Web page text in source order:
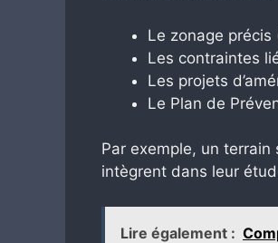
Le zonage
Les contraintes
Les projets
Le Plan de
Par exemple, un
intègrent dans leur
Lire également :